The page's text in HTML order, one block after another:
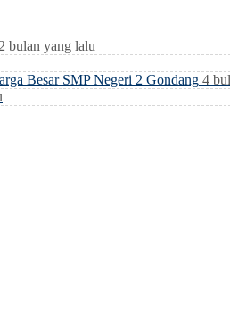
2 bulan yang lalu
Besar SMP Negeri 2 Gondang 4